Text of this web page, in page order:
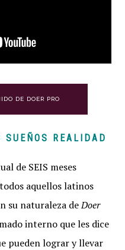
DE DOER PRO
REALIDAD
de SEIS meses
aquellos latinos
su naturaleza deDoer
interno que les dice
pueden lograr y llevar